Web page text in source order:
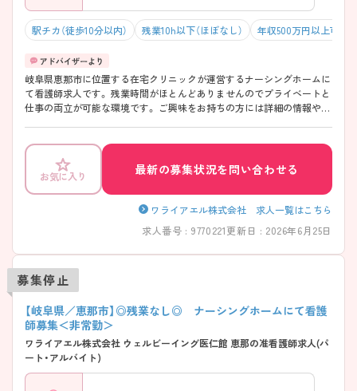
駅チカ（徒歩10分以内） 残業10h以下（ほぼなし） 年収500万円以上可
岐阜県恵那市に位置する在宅クリニックが運営するナーシングホームに
て看護師求人です。 残業時間がほとんどありませんのでプライベートと
仕事の両立が可能な環境です。 ご興味をお持ちの方には詳細の情報や面
お気に入り 最新の募集状況を問い合わせる
ワライアエル株式会社 求人一覧はこちら
求人番号 : 9770221更新日 : 2026年6月25日
募集停止
【岐阜県／恵那市】◎残業なし◎ ナーシングホームにて看護
師募集＜非常勤＞
ワライアエル株式会社 ウェルビーイング医仁館 恵那の准看護師求人(パ
ート・アルバイト)